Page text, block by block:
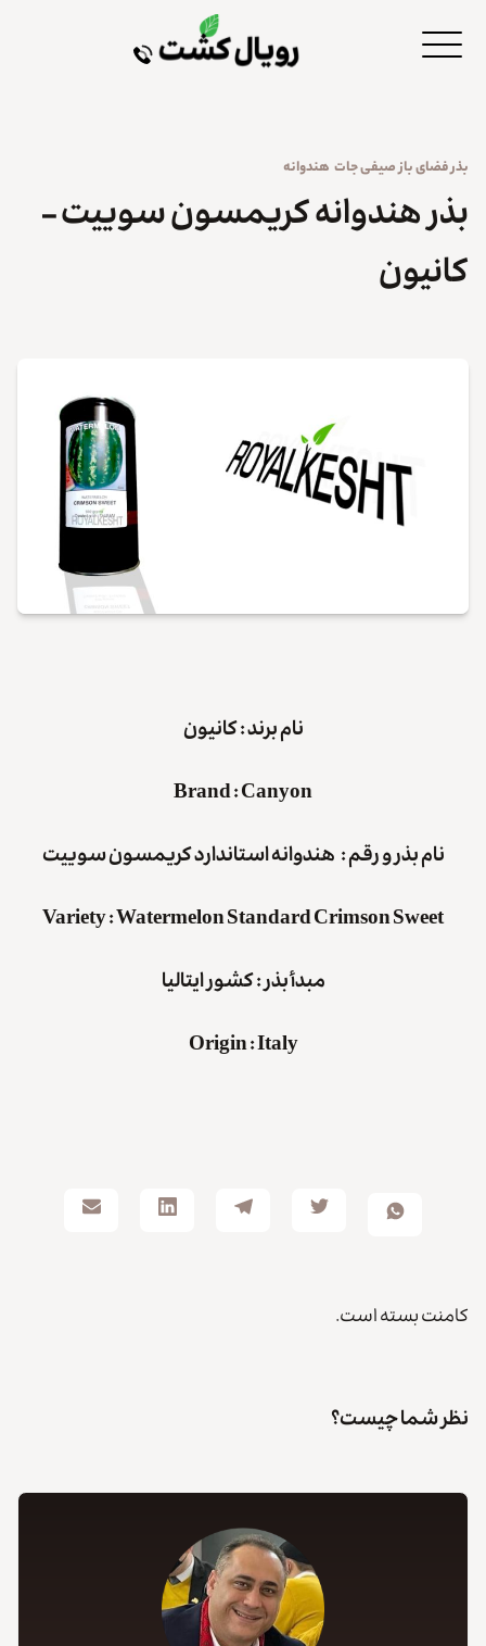
بذرفضای بازصیفی جات هندوانه
بذر هندوانه کریمسون سوییت –
کانیون
نام برند : کانیون
Brand:Canyon
نام بذر و رقم : هندوانه استاندارد کریمسون سوییت
Variety:WatermelonStandard Crimson Sweet
مبدأ بذر : کشورایتالیا
Origin:Italy
کامنت بسته است.
نظر شما چیست؟